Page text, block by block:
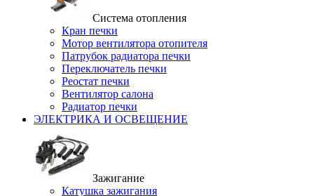
Система отопления
Кран печки
Мотор вентилятора отопителя
Патрубок радиатора печки
Переключатель печки
Реостат печки
Вентилятор салона
Радиатор печки
ЭЛЕКТРИКА И ОСВЕЩЕНИЕ
Зажигание
Катушка зажигания